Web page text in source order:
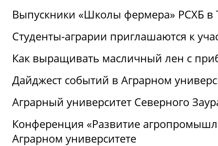
Выпускники «Школы фермера» РСХБ
Студенты-аграрии приглашаются к
Как выращивать масличный лен с
Дайджест событий в Аграрном
Аграрный университет Северного
Конференция «Развитие
Аграрном университете